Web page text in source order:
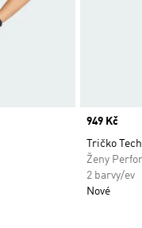
Price
949 Kč
Tričko
Ženy
2 barvy/ev
Nové